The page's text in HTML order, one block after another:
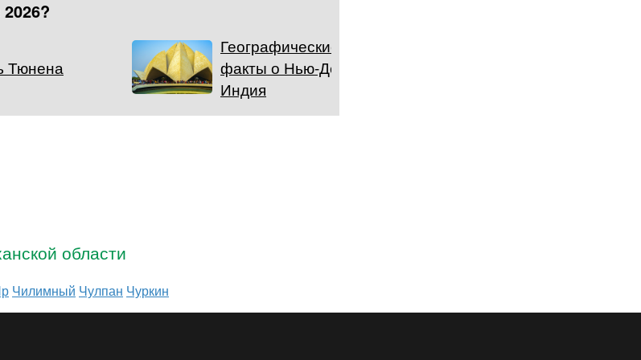
Тюнена
Географические
факты о Нью-Дели,
Индия
области
Чилимный Чулпан Чуркин